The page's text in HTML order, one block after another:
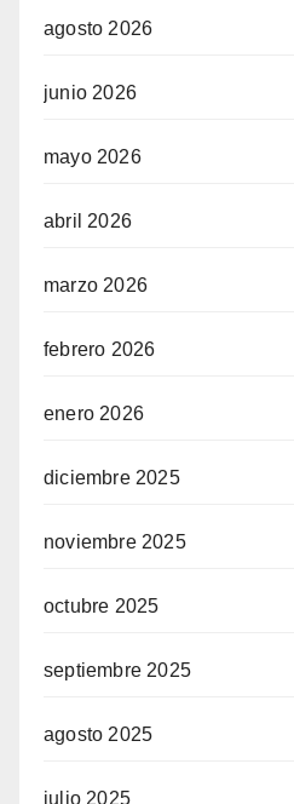
agosto 2026
junio 2026
mayo 2026
abril 2026
marzo 2026
febrero 2026
enero 2026
diciembre 2025
noviembre 2025
octubre 2025
septiembre 2025
agosto 2025
julio 2025